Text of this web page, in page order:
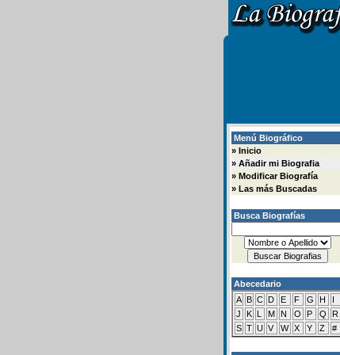
Menú Biográfico
» Inicio
» Añadir mi Biografia
» Modificar Biografía
» Las más Buscadas
Busca Biografías
Abecedario
A B C D E F G H
I
J
K L M N O P Q
R
S T U V W X Y Z #